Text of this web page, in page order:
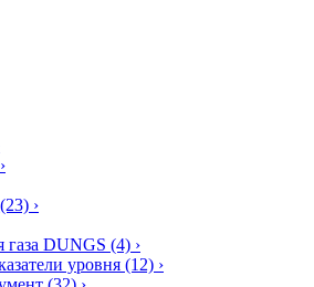
›
(23) ›
газа DUNGS (4) ›
уровня (12) ›